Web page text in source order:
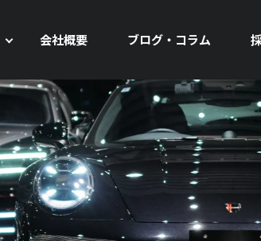
会社概要 ブログ・コラム